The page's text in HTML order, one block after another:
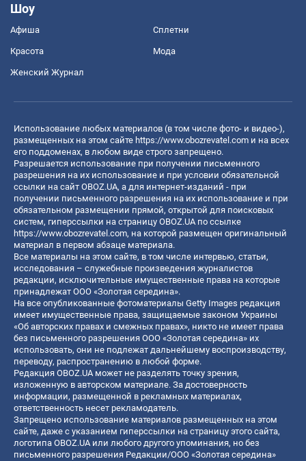
Шоу
Афиша Сплетни
Красота Мода
Женский Журнал
Использование любых материалов (в том числе фото- и видео-),
размещенных на этом сайте https://www.obozrevatel.com и на всех
его поддоменах, в любом виде строго запрещено.
Разрешается использование при получении письменного
разрешения на их использование и при условии обязательной
ссылки на сайт OBOZ.UA, а для интернет-изданий - при
получении письменного разрешения на их использование и при
обязательном размещении прямой, открытой для поисковых
систем, гиперссылки на страницу OBOZ.UA по ссылке
https://www.obozrevatel.com, на которой размещен оригинальный
материал в первом абзаце материала.
Все материалы на этом сайте, в том числе интервью, статьи,
исследования – служебные произведения журналистов
редакции, исключительные имущественные права на которые
принадлежат ООО «Золотая середина».
На все опубликованные фотоматериалы Getty Images редакция
имеет имущественные права, защищаемые законом Украины
«Об авторских правах и смежных правах», никто не имеет права
без письменного разрешения ООО «Золотая середина» их
использовать, они не подлежат дальнейшему воспроизводству,
переводу, распространению в любой форме.
Редакция OBOZ.UA может не разделять точку зрения,
изложенную в авторском материале. За достоверность
информации, размещенной в рекламных материалах,
ответственность несет рекламодатель.
Запрещено использование материалов размещенных на этом
сайте, даже с указанием гиперссылки на страницу этого сайта,
логотипа OBOZ.UA или любого другого упоминания, но без
письменного разрешения Редакции/ООО «Золотая середина»